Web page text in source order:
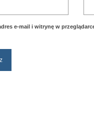
e-mail i witrynę w